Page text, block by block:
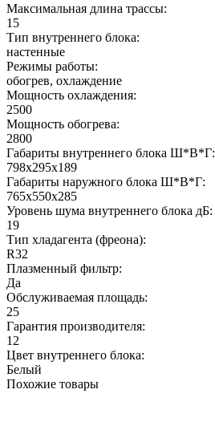
Максимальная длина трассы:
15
Тип внутреннего блока:
настенные
Режимы работы:
обогрев, охлаждение
Мощность охлаждения:
2500
Мощность обогрева:
2800
Габариты внутреннего блока Ш*В*Г:
798x295x189
Габариты наружного блока Ш*В*Г:
765x550x285
Уровень шума внутреннего блока дБ:
19
Тип хладагента (фреона):
R32
Плазменный фильтр:
Да
Обслуживаемая площадь:
25
Гарантия производителя:
12
Цвет внутреннего блока:
Белый
Похожие товары